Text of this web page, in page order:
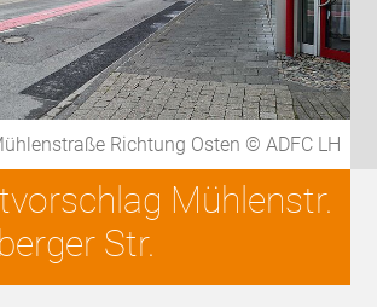
Richtung Osten © ADFC LH
Mühlenstr.
Str.